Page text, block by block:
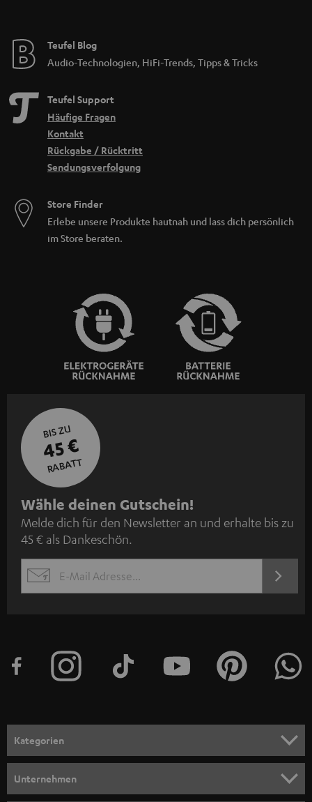
Teufel Blog
Audio-Technologien, HiFi-Trends, Tipps & Tricks
Teufel Support
Häufige Fragen
Kontakt
Rückgabe / Rücktritt
Sendungsverfolgung
Store Finder
Erlebe unsere Produkte hautnah und lass dich persönlich
im Store beraten.
BIS ZU
45 €
RABATT
N
e
w
s
l
e
n
m
e
l
Wähle deinen Gutschein!
Melde dich für den Newsletter an und erhalte bis zu
45 € als Dankeschön.
EMAIL
JETZT
Kategorien
Unternehmen